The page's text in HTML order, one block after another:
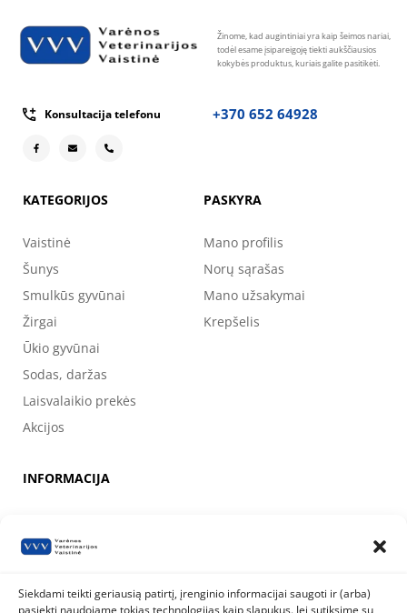
Siekdami teikti geriausią patirtį, įrenginio informacijai saugoti ir (arba)
pasiekti naudojame tokias technologijas kaip slapukus. Jei sutiksime su
Žinome, kad augintiniai yra kaip šeimos nariai,
todėl esame įsipareigoję tiekti aukščiausios
kokybės produktus, kuriais galite pasitikėti.
Konsultacija telefonu +370 652 64928
KATEGORIJOS
Vaistinė
Šunys
Smulkūs gyvūnai
Žirgai
Ūkio gyvūnai
Sodas, daržas
Laisvalaikio prekės
Akcijos
PASKYRA
Mano profilis
Norų sąrašas
Mano užsakymai
Krepšelis
INFORMACIJA
Kontaktai